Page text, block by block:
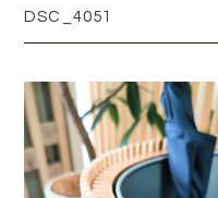
DSC_4051